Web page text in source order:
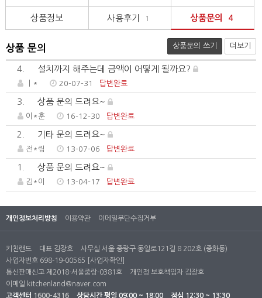
상품정보 사용후기 1 상품문의 4
상품 문의 상품문의 쓰기 더보기
4. 설치까지 해주는데 금액이 어떻게 될까요?
ㅣ* 20-07-31 답변완료
3. 상품 문의 드려요~
이*훈 16-12-30 답변완료
2. 기타 문의 드려요~
전*림 13-07-06 답변완료
1. 상품 문의 드려요~
김*이 13-04-17 답변완료
개인정보처리방침 이용약관 이메일무단수집거부
키친랜드 대표 김장호
사무실 서울 중랑구 동일로121길 8 202호 (중화동)
사업자번호 698-19-00565
[사업자확인]
통신판매신고 제2018-서울중랑-0381호
개인정 보호책임자 김장호
이메일 kitchenland@naver.com
고객센터 1600-4316 상담시간 평일 09:00 ~ 18:00 점심 12:30 ~ 13:30